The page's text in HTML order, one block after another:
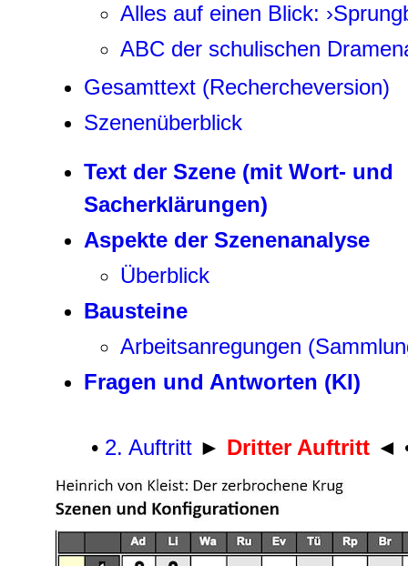
Alles auf einen Blick:
ABC der schulischen
Gesamttext (Rechercheversion)
Szenenüberblick
Text der Szene (mit Wort- und
Sacherklärungen)
Aspekte der Szenenanalyse
Überblick
Bausteine
Arbeitsanregungen
Fragen und Antworten (KI)
• 2. Auftritt► Dritter Auftritt◄